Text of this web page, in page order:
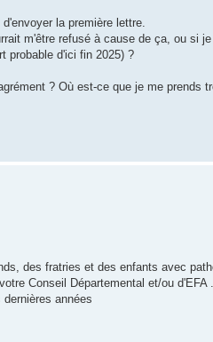
la première lettre.
m'être refusé à cause de ça, ou si je
probable d'ici fin 2025) ?
? Où est-ce que je me prends
des fratries et des enfants avec
Conseil Départemental et/ou d'EFA .
années